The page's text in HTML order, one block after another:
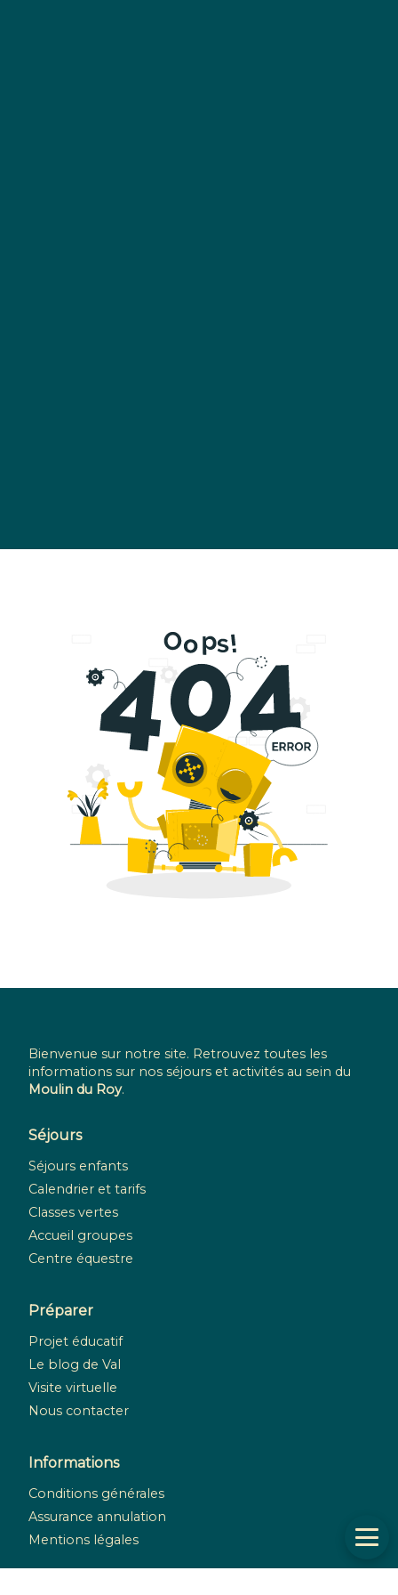
Bienvenue sur notre site. Retrouvez toutes les
informations sur nos séjours et activités au sein du
Moulin du Roy.
Séjours
Séjours enfants
Calendrier et tarifs
Classes vertes
Accueil groupes
Centre équestre
Préparer
Projet éducatif
Le blog de Val
Visite virtuelle
Nous contacter
Informations
Conditions générales
Assurance annulation
Mentions légales